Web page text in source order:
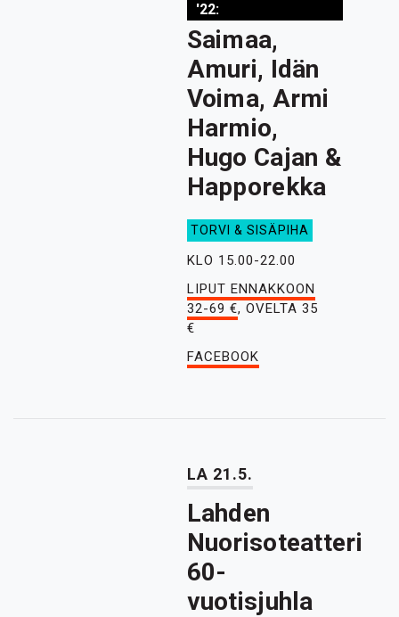
'22:
Saimaa,
Amuri, Idän
Voima, Armi
Harmio,
Hugo Cajan &
Happorekka
TORVI & SISÄPIHA
KLO 15.00-22.00
LIPUT ENNAKKOON
32-69 €, OVELTA 35
€
FACEBOOK
LA 21.5.
Lahden
Nuorisoteatteri
60-
vuotisjuhla